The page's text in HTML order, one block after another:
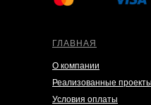
ГЛАВНАЯ
О компании
Реализованные проекты
Условия оплаты